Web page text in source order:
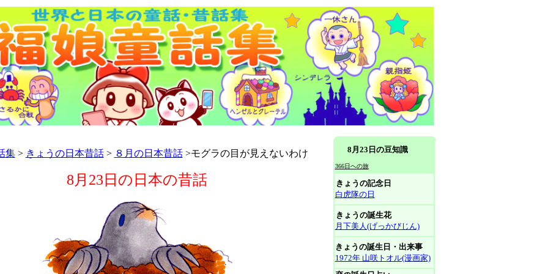
集> きょうの日本昔話> ８月の日本昔話>モグラの目が見えないわけ
8月23日の日本の昔話
8月23日の豆知識
366日への旅
きょうの記念日
白虎隊の日
きょうの誕生花
月下美人(げっかびじん)
きょうの誕生日・出来事
1972年 山咲トオル(漫画家)